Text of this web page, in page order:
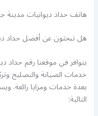
هاتف حداد ديوانيات مدينة
هل تبحثون عن أفضل حداد
يتوافر في موقعنا رقم حداد
خدمات الصيانة والتصليح
بعدة خدمات ومزايا رائعة.
التالية: